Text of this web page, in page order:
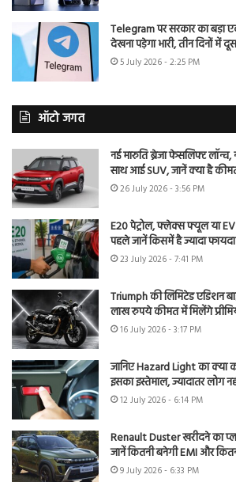
Telegram पर सरकार का बड़ा
देखना पड़ेगा भारी, तीन दिनों में
5 July 2026 - 2:25 PM
ऑटो जगत
नई मारुति ब्रेजा फेसलिफ्ट
साथ आई SUV, जानें क्या है
26 July 2026 - 3:56 PM
E20 पेट्रोल, फ्लेक्स फ्यूल या
पहले जानें किसमें है ज्यादा फायदा
23 July 2026 - 7:41 PM
Triumph की लिमिटेड एडिशन
लाख रुपये कीमत में मिलेंगे
16 July 2026 - 3:17 PM
जानिए Hazard Light का
इसका इस्तेमाल, ज्यादातर लोग
12 July 2026 - 6:14 PM
Renault Duster खरीदने का
जानें कितनी बनेगी EMI और
9 July 2026 - 6:33 PM